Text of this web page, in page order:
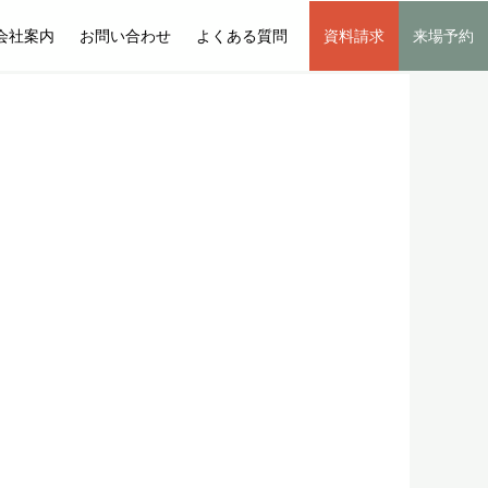
社案内 お問い合わせ よくある質問 資料請求 来場予約